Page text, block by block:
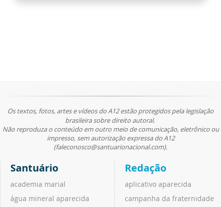
Os textos, fotos, artes e vídeos do A12 estão protegidos pela legislação
brasileira sobre direito autoral.
Não reproduza o conteúdo em outro meio de comunicação, eletrônico ou
impresso, sem autorização expressa do A12
(faleconosco@santuarionacional.com).
Santuário
academia marial
água mineral aparecida
Redação
aplicativo aparecida
campanha da fraternidade